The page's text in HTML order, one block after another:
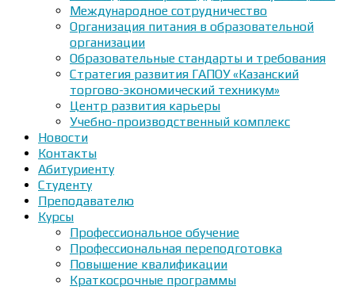
Международное сотрудничество
Организация питания в образовательной
организации
Образовательные стандарты и требования
Стратегия развития ГАПОУ «Казанский
торгово-экономический техникум»
Центр развития карьеры
Учебно-производственный комплекс
Новости
Контакты
Абитуриенту
Студенту
Преподавателю
Курсы
Профессиональное обучение
Профессиональная переподготовка
Повышение квалификации
Краткосрочные программы